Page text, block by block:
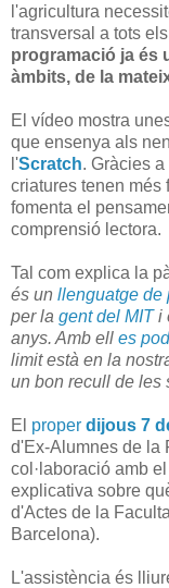
l'agricultura
transversal a tots
programació ja és
àmbits, de la
El vídeo mostra
que ensenya als
l'Scratch. Gràcies
criatures tenen més
fomenta el
comprensió lectora.
Tal com explica la
és un llenguatge de
per la gent del MITi
anys. Amb ell es
limit està en la
un bon recull de les
El proper dijous 7
d'Ex-Alumnes de la
col·laboració amb el
explicativa sobre
d'Actes de la
Barcelona).
L'assistència és